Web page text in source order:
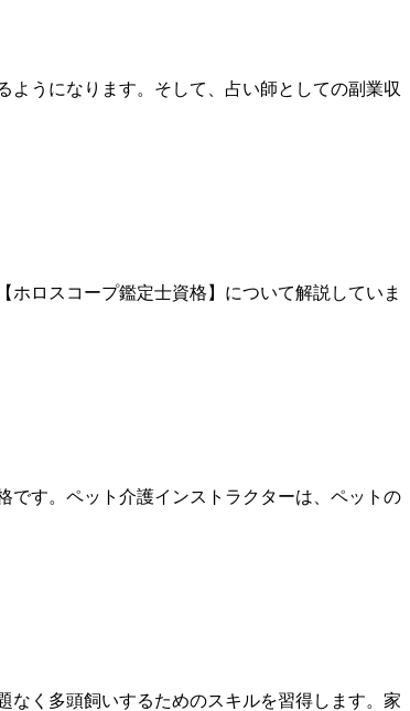
ようになります。そして、占い師としての副業収
ロスコープ鑑定士資格】について解説していま
です。ペット介護インストラクターは、ペットの
なく多頭飼いするためのスキルを習得します。家